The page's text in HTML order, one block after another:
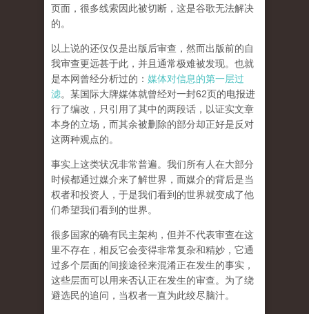
页面， 很多线索因此被切断，这是谷歌无法解决
的。
以上说的还仅仅是出版后审查，然而出版前的自
我审查更远甚于此，并且通常极难被发现。 也就
是本网曾经分析过的： 媒体对信息的第一层过
滤。某国际大牌媒体就曾经对一封62页的电报进
行了编改，只引用了其中的两段话，以证实文章
本身的立场，而其余被删除的部分却正好是反对
这两种观点的。
事实上这类状况非常普遍。我们所有人在大部分
时候都通过媒介来了解世界，而媒介的背后是当
权者和投资人，于是我们看到的世界就变成了他
们希望我们看到的世界。
很多国家的确有民主架构，但并不代表审查在这
里不存在，相反它会变得非常复杂和精妙，它通
过多个层面的间接途径来混淆正在发生的事实，
这些层面可以用来否认正在发生的审查。为了绕
避选民的追问，当权者一直为此绞尽脑汁。